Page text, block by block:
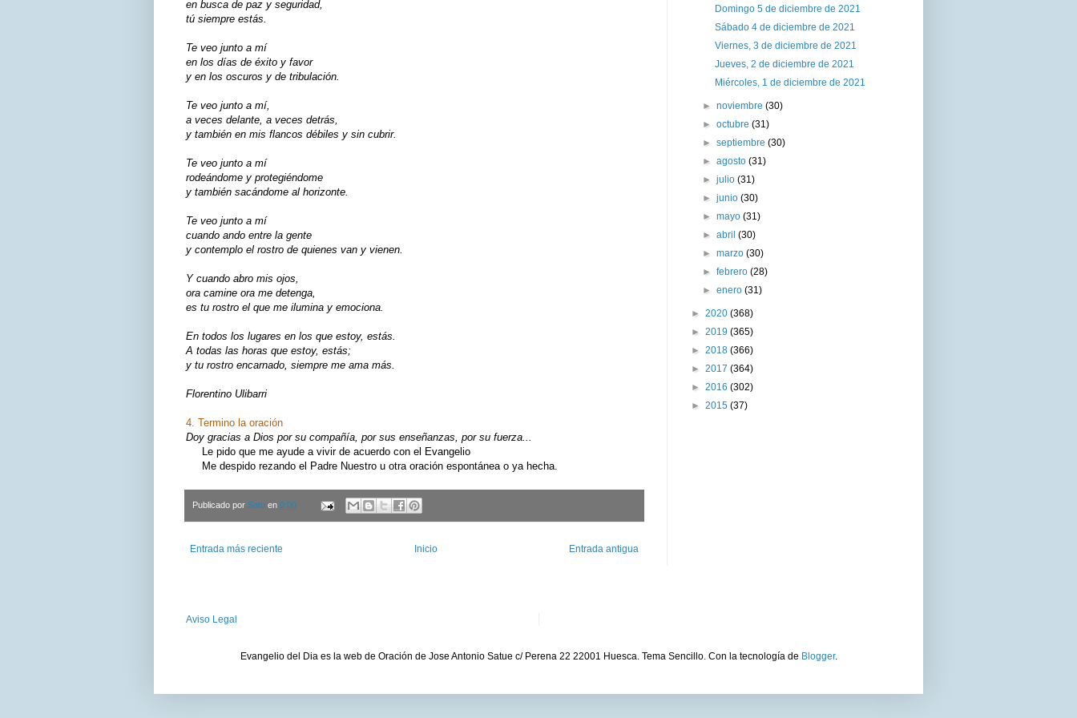
en busca de paz y seguridad,
tú siempre estás.
Te veo junto a mí
en los días de éxito y favor
y en los oscuros y de tribulación.
Te veo junto a mí,
a veces delante, a veces detrás,
y también en mis flancos débiles y sin cubrir.
Te veo junto a mí
rodeándome y protegiéndome
y también sacándome al horizonte.
Te veo junto a mí
cuando ando entre la gente
y contemplo el rostro de quienes van y vienen.
Y cuando abro mis ojos,
ora camine ora me detenga,
es tu rostro el que me ilumina y emociona.
En todos los lugares en los que estoy, estás.
A todas las horas que estoy, estás;
y tu rostro encarnado, siempre me ama más.
Florentino Ulibarri
4. Termino la oración
Doy gracias a Dios por su compañía, por sus enseñanzas, por su fuerza...
Le pido que me ayude a vivir de acuerdo con el Evangelio
Me despido rezando el Padre Nuestro u otra oración espontánea o ya hecha.
Publicado por Satu en 0:00
Entrada más reciente Entrada antigua
Inicio
Domingo 5 de diciembre de 2021
Sábado 4 de diciembre de 2021
Viernes, 3 de diciembre de 2021
Jueves, 2 de diciembre de 2021
Miércoles, 1 de diciembre de 2021
►noviembre(30)
►octubre(31)
►septiembre(30)
►agosto(31)
►julio(31)
►junio(30)
►mayo(31)
►abril(30)
►marzo(30)
►febrero(28)
►enero(31)
► 2020 (368)
► 2019 (365)
► 2018 (366)
► 2017 (364)
► 2016 (302)
► 2015 (37)
Aviso Legal
Evangelio del Dia es la web de Oración de Jose Antonio Satue c/ Perena 22 22001 Huesca. Tema Sencillo. Con la tecnología de Blogger.